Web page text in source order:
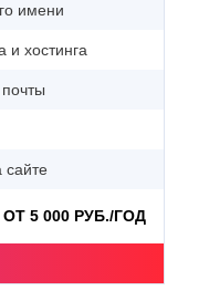
имени
и хостинга
сайте
ОТ 5 000 РУБ./ГОД